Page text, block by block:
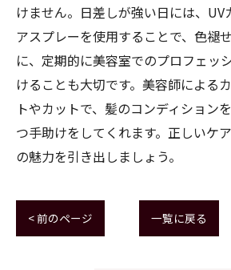
けません。日差しが強い日には、UV
アスプレーを使用することで、色褪
に、定期的に美容室でのプロフェッ
けることも大切です。美容師による
トやカットで、髪のコンディション
つ手助けをしてくれます。正しいケ
の魅力を引き出しましょう。
< 前のページ 一覧に戻る